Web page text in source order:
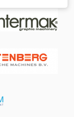
Sistemas
de corte con
CE
alimentación de
la velocidad y
máximo de
hoja: 500 x 700
y cartón
170) Prensa